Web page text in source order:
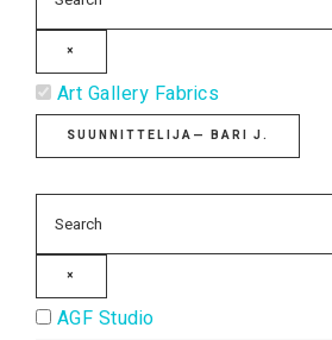
×
Art Gallery Fabrics
SUUNNITTELIJA — BARI J.
×
AGF Studio